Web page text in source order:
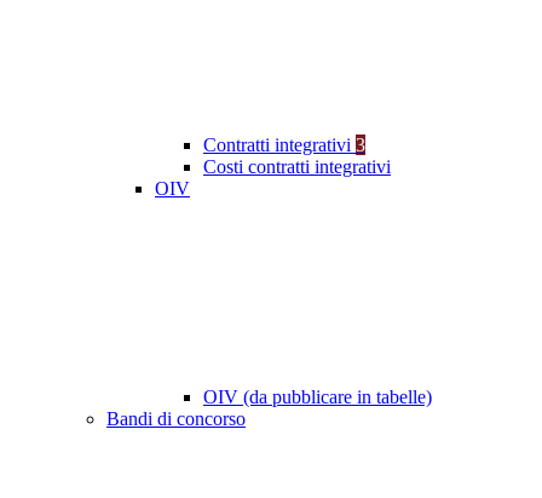
Contratti integrativi 3
Costi contratti integrativi
OIV
OIV (da pubblicare in tabelle)
Bandi di concorso